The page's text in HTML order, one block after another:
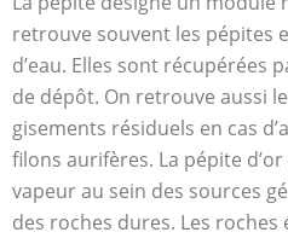
retrouve souvent les pépites
d’eau. Elles sont récupérées
de dépôt. On retrouve aussi
gisements résiduels en cas
filons aurifères. La pépite
vapeur au sein des sources
des roches dures. Les roches